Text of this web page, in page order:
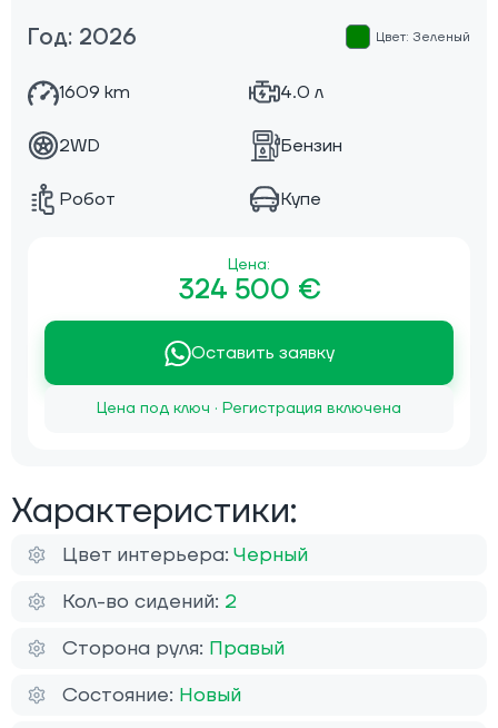
Год: 2026 Цвет: Зеленый
1609 km 4.0 л
2WD Бензин
Робот Купе
Цена:
324 500 €
Оставить заявку
Цена под ключ · Регистрация включена
Характеристики:
Цвет интерьера: Черный
Кол-во сидений: 2
Сторона руля: Правый
Состояние: Новый